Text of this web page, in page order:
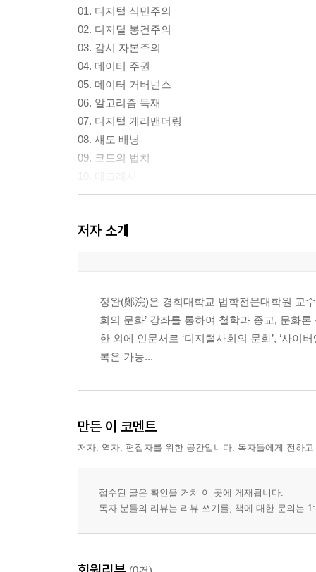
01. 디지털 식민주의
02. 디지털 봉건주의
03. 감시 자본주의
04. 데이터 주권
05. 데이터 거버넌스
06. 알고리즘 독재
07. 디지털 게리맨더링
08. 섀도 배닝
09. 코드의 법치
11. 프로토콜 경제
12. 플레이 투 언
15. 플랫폼 프레카리아트
16. 알고리즘 매니지먼트
17. 긱 이코노미
18. 데이터 엑소더스
제3장 인지적 변화와 현대 심리 (사회·심리)
21. 포모 증후군
22. 필터 버블
23. 에코 체임버
24. 팝콘 브레인
27. 테크노스트레스
저자 소개
정완(鄭浣)은 경희대학교 법학전문대학원 교
회의 문화’ 강좌를 통하여 철학과 종교, 문화
한 외에 인문서로 ‘디지털사회의 문화’, ‘사이버
복은 가능...
만든 이 코멘트
저자, 역자, 편집자를 위한 공간입니다. 독자들에게 전하
접수된 글은 확인을 거쳐 이 곳에 게재됩니다.
독자 분들의 리뷰는 리뷰 쓰기를, 책에 대한 문의는